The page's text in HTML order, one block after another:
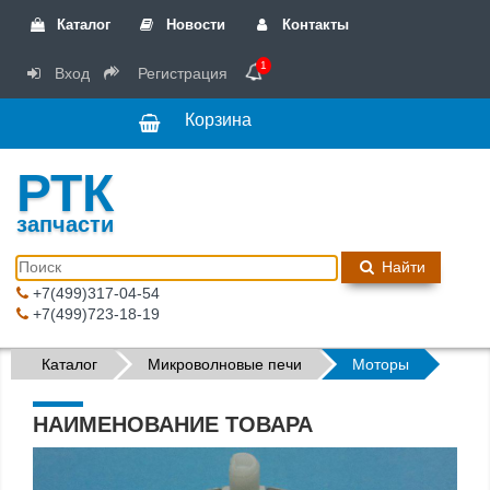
Каталог Новости Контакты
Вход Регистрация 1
Корзина
РТК
запчасти
Найти
+7(499)317-04-54
+7(499)723-18-19
Каталог Микроволновые печи Моторы
НАИМЕНОВАНИЕ ТОВАРА